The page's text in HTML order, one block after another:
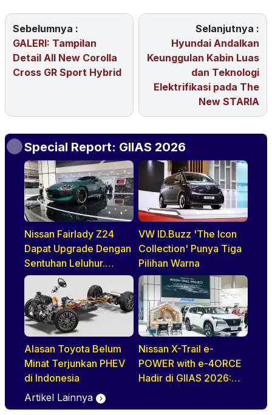
Sebelumnya :
GALERI: Tampilan
Detail All New Corolla
Cross GR Sport Hybrid
Selanjutnya :
Hyundai Andalkan
Keunggulan Kabin Luas
dan Teknologi
Elektrifikasi pada The
New STARIA
Special Report: GIIAS 2026
Nissan Fairlady Z24
Dapat Upgrade Dengan
Sentuhan Leluhur.
Indonesia Jadi Negara
Pertama di ASEAN
Yang Disapa
VW ID.Buzz 'The Icon
Collection' Punya Tiga
Pilihan Warna
Alasan Toyota Belum
Minat Terjunkan PHEV
di Indonesia
Nissan X-Trail e-
POWER with e-4ORCE
Hadir di GIIAS 2026:
Kenyamanan, dan
Artikel Lainnya